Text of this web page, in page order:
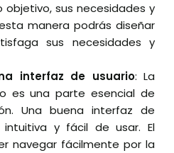
objetivo, sus necesidades y
manera podrás diseñar
sus necesidades y
interfaz de usuario: La
es una parte esencial de
Una buena interfaz de
y fácil de usar. El
navegar fácilmente por la